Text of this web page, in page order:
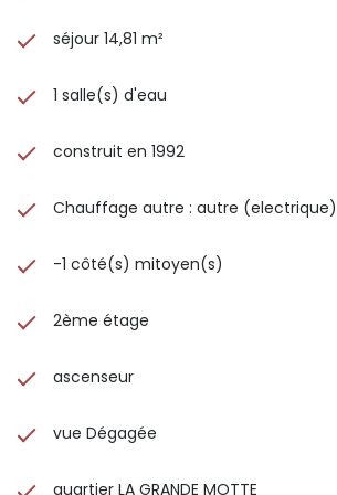
séjour 14,81 m²
1 salle(s) d'eau
construit en 1992
Chauffage autre : autre (electrique)
-1 côté(s) mitoyen(s)
2ème étage
ascenseur
vue Dégagée
quartier LA GRANDE MOTTE